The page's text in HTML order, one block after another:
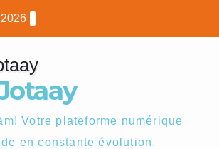
Votre plateforme numérique
en constante évolution.